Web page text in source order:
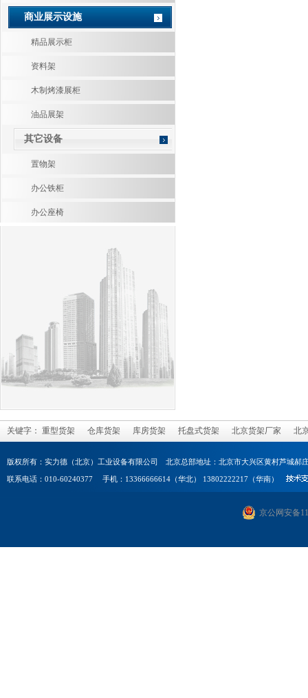
商业展示设施
精品展示柜
资料架
木制烤漆展柜
油品展架
其它设备
置物架
办公铁柜
办公座椅
关键字： 重型货架 仓库货架 库房货架 托盘式货架 北京货架厂家 北
版权所有：实力德（北京）工业设备有限公司 北京总部地址：北京市大兴区黄村芦城郝
联系电话：010-60240377 手机：13366666614（华北） 13802222217（华南）
京公网安备